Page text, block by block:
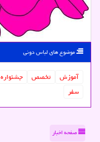
موضوع های لباس دونی
آموزش تخصص جشنواره
سفر
صفحه اخبار